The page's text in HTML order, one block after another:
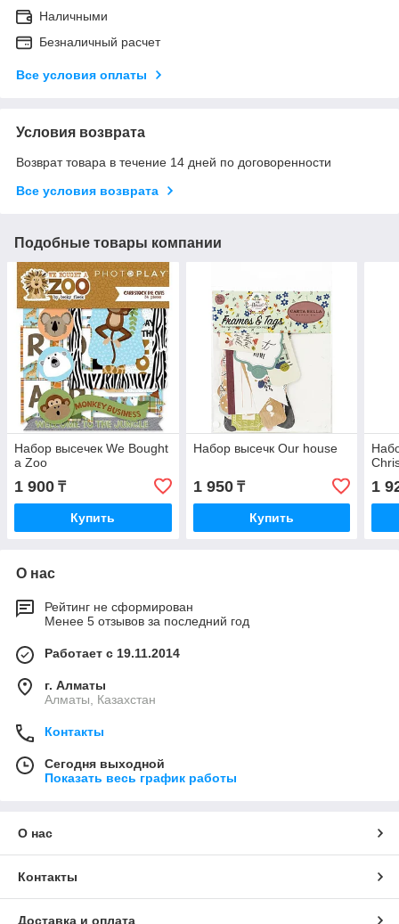
Наличными
Безналичный расчет
Все условия оплаты
Условия возврата
Возврат товара в течение 14 дней по договоренности
Все условия возврата
Подобные товары компании
Набор высечек We Bought
a Zoo
1 900 ₸
Купить
Набор высечк Our house
1 950₸
Купить
1
О нас
Рейтинг не сформирован
Менее 5 отзывов за последний год
Работает с 19.11.2014
г. Алматы
Алматы, Казахстан
Контакты
Сегодня выходной
Показать весь график работы
О нас
Контакты
Доставка и оплата